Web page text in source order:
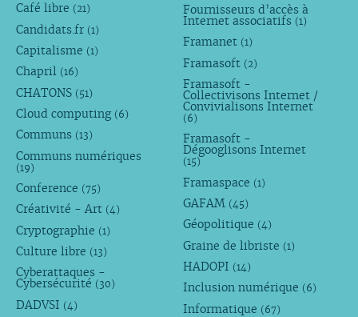
Café libre (21)
Candidats.fr (1)
Capitalisme (1)
Chapril (16)
CHATONS (51)
Cloud computing (6)
Communs (13)
Communs numériques
(19)
Conference (75)
Créativité - Art (4)
Cryptographie (1)
Culture libre (13)
Cyberattaques -
Cybersécurité (30)
DADVSI (4)
Fournisseurs d’accès à
Internet associatifs (1)
Framanet (1)
Framasoft (2)
Framasoft -
Collectivisons Internet /
Convivialisons Internet
(6)
Framasoft -
Dégooglisons Internet
(15)
Framaspace (1)
GAFAM (45)
Géopolitique (4)
Graine de libriste (1)
HADOPI (14)
Inclusion numérique (6)
Informatique (67)